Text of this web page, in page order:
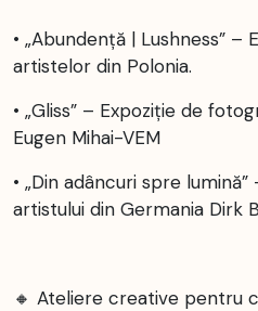
• „Abundență | Lushness” –
artistelor din Polonia.
• „Gliss” – Expoziție de
Eugen Mihai-VEM
• „Din adâncuri spre
artistului din Germania Dirk
🔸 Ateliere creative pentru